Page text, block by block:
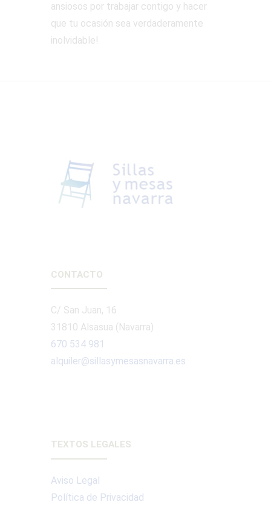
ansiosos por trabajar contigo y hacer
que tu ocasión sea verdaderamente
inolvidable!
CONTACTO
C/ San Juan, 16
31810 Alsasua (Navarra)
670 534 981
alquiler@sillasymesasnavarra.es
TEXTOS LEGALES
Aviso Legal
Política de Privacidad